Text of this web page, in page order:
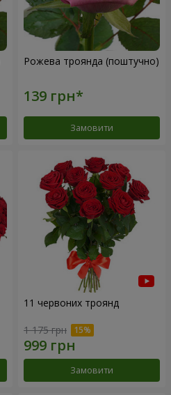
Рожева троянда (поштучно)
Замовити
11 червоних троянд
1 175 грн
Замовити